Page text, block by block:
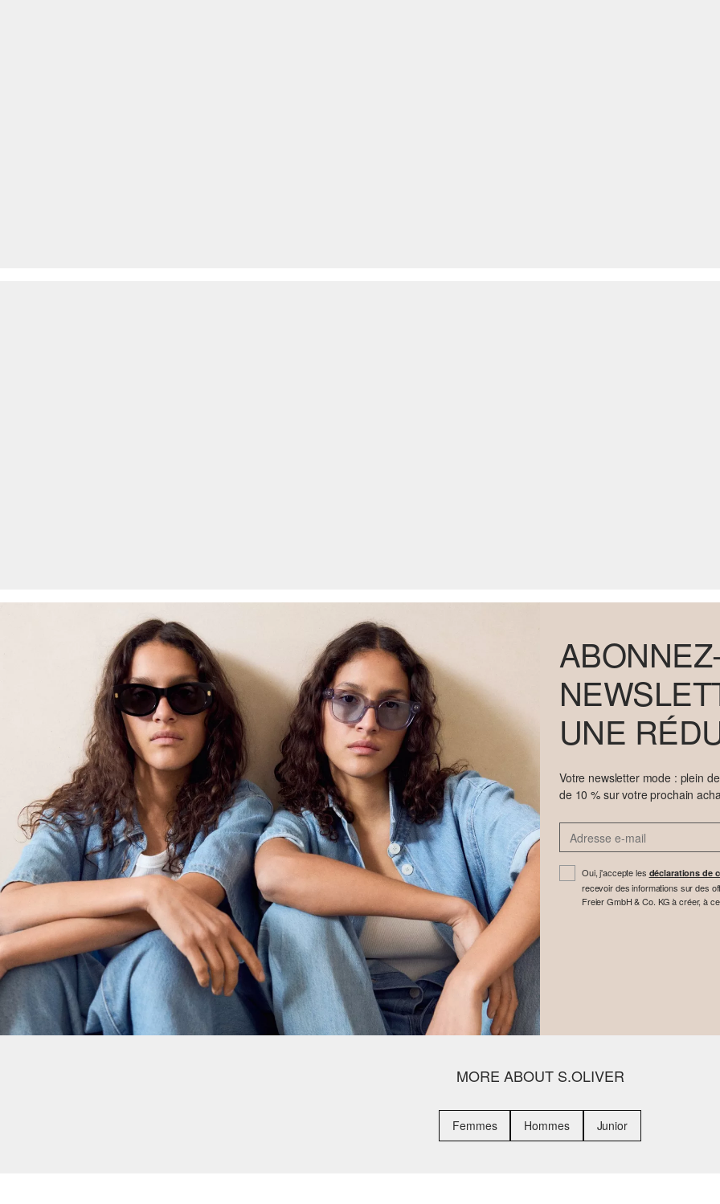
UNE
Votre newsletter mode : plein
de 10 % sur votre prochain
Oui, j'accepte les déclarations de
recevoir des informations sur des
Freier GmbH & Co. KG à créer, à
MORE ABOUT S.OLIVER
Femmes Hommes Junior